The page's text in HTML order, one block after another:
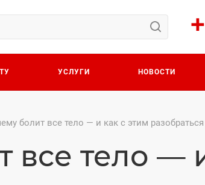
УСЛУГИ НОВОСТИ
болит все тело — и как с этим разобраться
все тело —